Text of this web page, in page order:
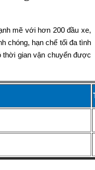
mẽ với hơn 200 đầu xe,
chóng, hạn chế tối đa tình
thời gian vận chuyển được